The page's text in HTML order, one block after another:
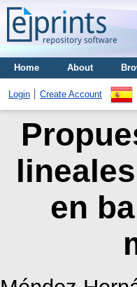
Home About
Login Create Account
en